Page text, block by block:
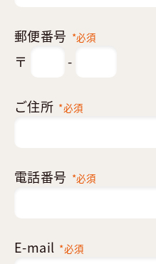
郵便番号 *必須
〒 -
ご住所 *必須
電話番号 *必須
E-mail *必須